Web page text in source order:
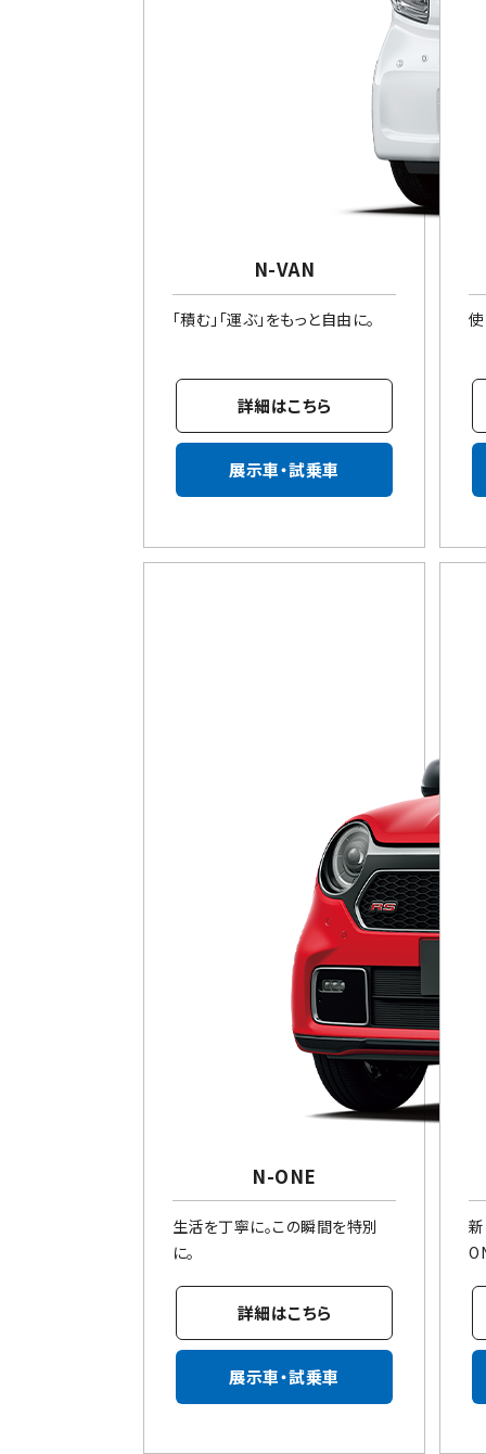
N-VAN
「積む」「運ぶ」をもっと自由に。
詳細はこちら
展示車・試乗車
N-ONE
生活を丁寧に。この瞬間を特別
に。
詳細はこちら
展示車・試乗車